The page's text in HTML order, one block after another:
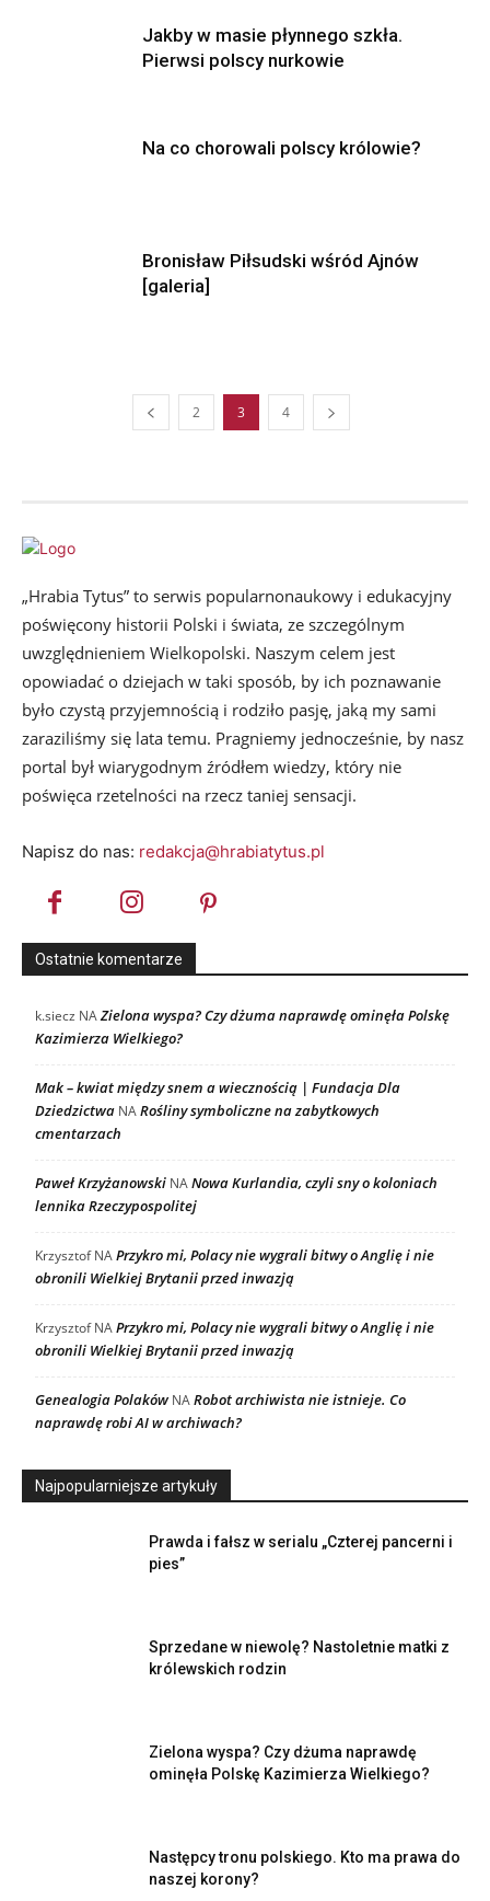
Jakby w masie płynnego szkła.
Pierwsi polscy nurkowie
Na co chorowali polscy królowie?
Bronisław Piłsudski wśród Ajnów
[galeria]
2 3 4
„Hrabia Tytus” to serwis popularnonaukowy i edukacyjny
poświęcony historii Polski i świata, ze szczególnym
uwzględnieniem Wielkopolski. Naszym celem jest
opowiadać o dziejach w taki sposób, by ich poznawanie
było czystą przyjemnością i rodziło pasję, jaką my sami
zaraziliśmy się lata temu. Pragniemy jednocześnie, by nasz
portal był wiarygodnym źródłem wiedzy, który nie
poświęca rzetelności na rzecz taniej sensacji.
Napisz do nas: redakcja@hrabiatytus.pl
Ostatnie komentarze
k.siecz NAZielona wyspa? Czy dżuma naprawdę ominęła Polskę
Kazimierza Wielkiego?
Mak – kwiat między snem a wiecznością | Fundacja Dla
Dziedzictwa NARośliny symboliczne na zabytkowych
cmentarzach
Paweł Krzyżanowski NANowa Kurlandia, czyli sny o koloniach
lennika Rzeczypospolitej
KrzysztofNAPrzykro mi, Polacy nie wygrali bitwy o Anglię i nie
obronili Wielkiej Brytanii przed inwazją
KrzysztofNAPrzykro mi, Polacy nie wygrali bitwy o Anglię i nie
obronili Wielkiej Brytanii przed inwazją
Genealogia PolakówNARobot archiwista nie istnieje. Co
naprawdę robi AI w archiwach?
Najpopularniejsze artykuły
Prawda i fałsz w serialu „Czterej pancerni i
pies”
Sprzedane w niewolę? Nastoletnie matki z
królewskich rodzin
Zielona wyspa? Czy dżuma naprawdę
ominęła Polskę Kazimierza Wielkiego?
Następcy tronu polskiego. Kto ma prawa do
naszej korony?